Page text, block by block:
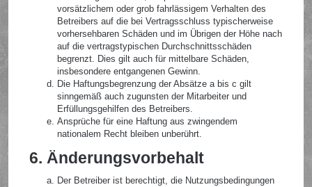
vorsätzlichem oder grob fahrlässigem Verhalten des
Betreibers auf die bei Vertragsschluss typischerweise
vorhersehbaren Schäden und im Übrigen der Höhe nach
auf die vertragstypischen Durchschnittsschäden
begrenzt. Dies gilt auch für mittelbare Schäden,
insbesondere entgangenen Gewinn.
Die Haftungsbegrenzung der Absätze a bis c gilt
sinngemäß auch zugunsten der Mitarbeiter und
Erfüllungsgehilfen des Betreibers.
Ansprüche für eine Haftung aus zwingendem
nationalem Recht bleiben unberührt.
6. Änderungsvorbehalt
Der Betreiber ist berechtigt, die Nutzungsbedingungen